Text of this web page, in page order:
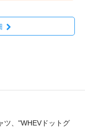
ツ、"WHEVドットグ